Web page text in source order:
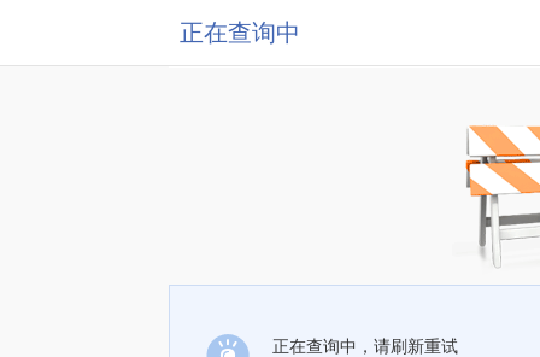
正在查询中
正在查询中，请刷新重试